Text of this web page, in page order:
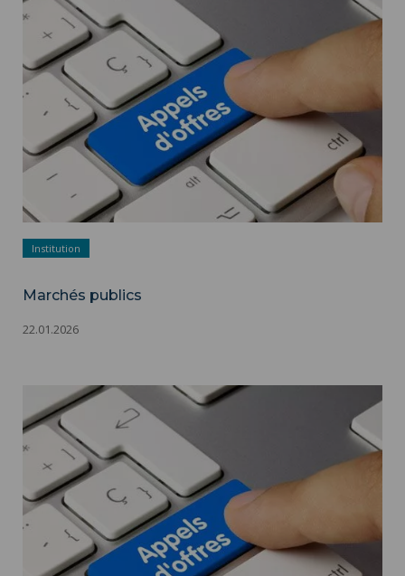
Marchés publics - Appels d'offres - Adobestock
Institution
Marchés publics
22.01.2026
Marchés publics ">
Marchés publics - Appels d'offres - Adobestock